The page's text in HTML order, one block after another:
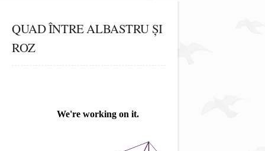
QUAD ÎNTRE ALBASTRU ȘI
ROZ